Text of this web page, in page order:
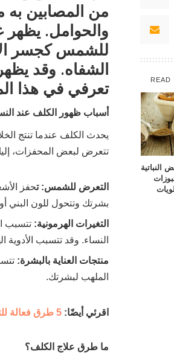
READ
النباتية
من المصابين به
والحوامل. يظهر
للشمس كجسر
الشفاه. وقد
تعرفي في هذا
أسباب ظهور الكلف عند
يحدث الكلف عندما تنتج
تتعرض لبعض المحفزات،
التعرض للشمس: تحفز
بشرتك وتتحول للون البني
التغيرات الهرمونية: تتسبب
النساء. وقد تتسبب
منتجات العناية بالبشرة:
الملهب لبشرتك.
اقرئي أيضًا: 5 طرق فعالة للتخلص من النمش نهائيًا
ما طرق علاج الكلف؟